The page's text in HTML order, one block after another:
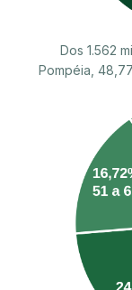
Dos 1.562
Pompéia,